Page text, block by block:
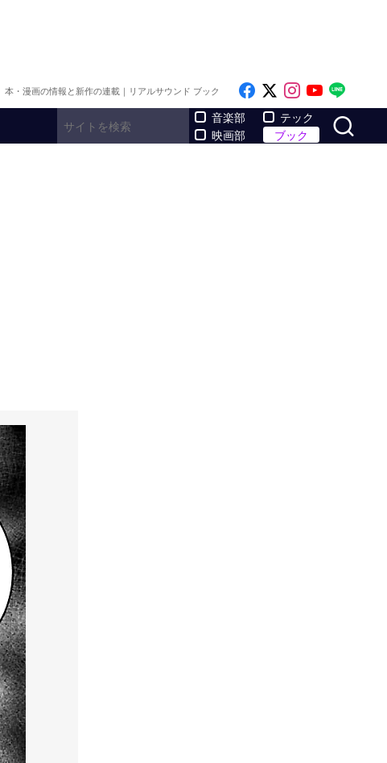
本・漫画の情報と新作の連載｜リアルサウンド ブック Like on Facebook
Follow on x
Follow on
Follow
音楽部
映画部
テック
ブック